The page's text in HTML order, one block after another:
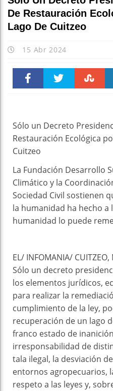
De Restauración
Lago De Cuitzeo
15 Abr 2024
Sólo un Decreto
Restauración Ecológica
Cuitzeo
La Fundación Desarrollo
Climático y la
Sociedad Civil sostienen
la humanidad ha hecho a
humanidad lo puede
EL/ INFOMANIA/
Sólo un decreto
los elementos jurídicos,
para realizar la
cumplimiento de la ley,
recuperación de un lago
franco estado de
irresponsabilidad de
tala ilegal, la desviación
entornos agropecuarios,
respeto a las leyes y,